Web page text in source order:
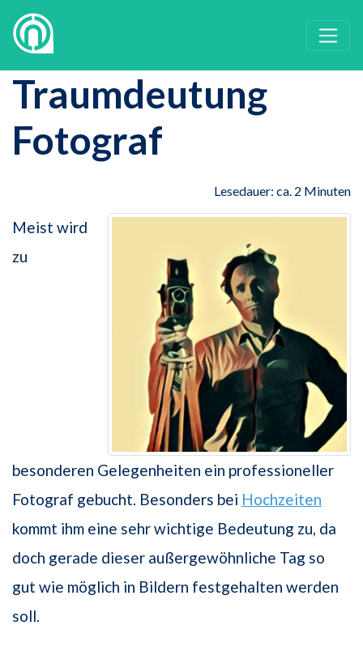
Traumdeutung
Fotograf
Lesedauer: ca. 2 Minuten
Meist wird
zu
besonderen Gelegenheiten ein professioneller
Fotograf gebucht. Besonders bei Hochzeiten
kommt ihm eine sehr wichtige Bedeutung zu, da
doch gerade dieser außergewöhnliche Tag so
gut wie möglich in Bildern festgehalten werden
soll.